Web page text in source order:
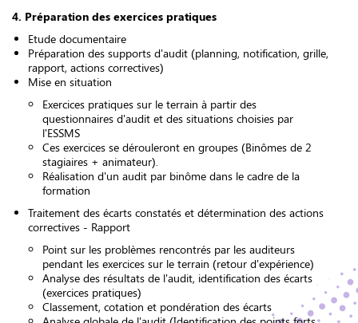
4. Préparation des exercices pratiques
Etude documentaire
Préparation des supports d'audit (planning, notification, grille,
rapport, actions correctives)
Mise en situation
Exercices pratiques sur le terrain à partir des
questionnaires d'audit et des situations choisies par
l'ESSMS
Ces exercices se dérouleront en groupes (Binômes de 2
stagiaires + animateur).
Réalisation d'un audit par binôme dans le cadre de la
formation
Traitement des écarts constatés et détermination des actions
correctives - Rapport
Point sur les problèmes rencontrés par les auditeurs
pendant les exercices sur le terrain (retour d'expérience)
Analyse des résultats de l'audit, identification des écarts
(exercices pratiques)
Classement, cotation et pondération des écarts